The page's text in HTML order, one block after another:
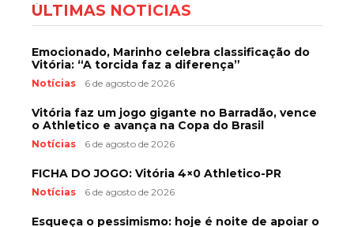
ÚLTIMAS NOTÍCIAS
Emocionado, Marinho celebra classificação do
Vitória: “A torcida faz a diferença”
Notícias 6 de agosto de 2026
Vitória faz um jogo gigante no Barradão, vence
o Athletico e avança na Copa do Brasil
Notícias 6 de agosto de 2026
FICHA DO JOGO: Vitória 4×0 Athletico-PR
Notícias 6 de agosto de 2026
Esqueça o pessimismo: hoje é noite de apoiar o